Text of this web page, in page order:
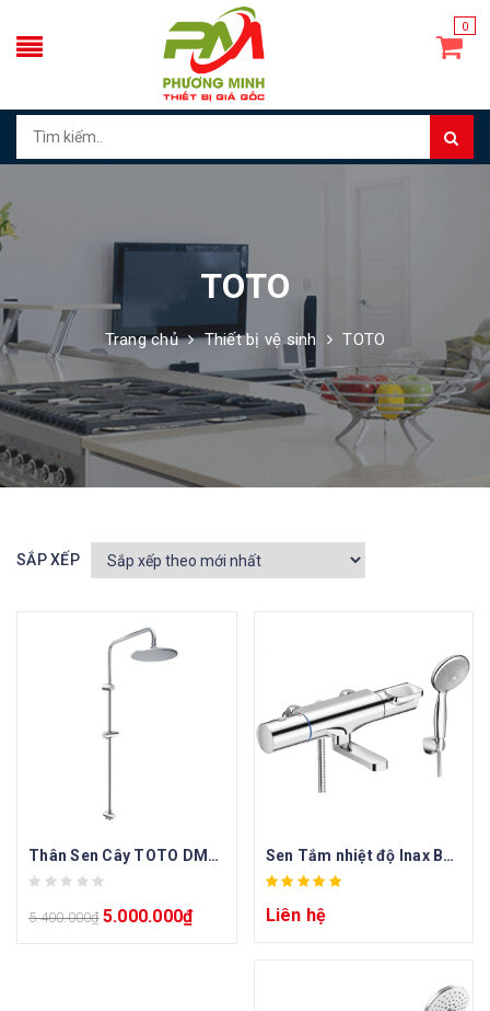
0
TOTO
Trang chủ Thiết bị vệ sinh TOTO
SẮP XẾP
Thân Sen Cây TOTO DM907CS Tắm Đứng
5.400.000₫ 5.000.000₫
Sen Tắm nhiệt độ Inax BFV-7145T-3C (BFV7145T3C)
Liên hệ